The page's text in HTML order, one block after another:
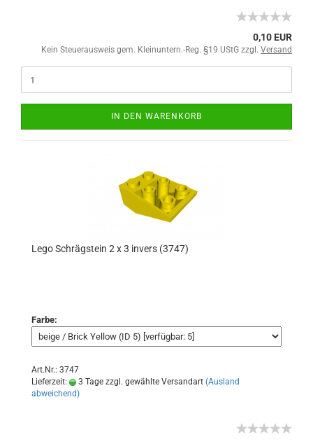
0,10 EUR
Kein Steuerausweis gem. Kleinuntern.-Reg. §19 UStG zzgl. Versand
IN DEN WARENKORB
Lego Schrägstein 2 x 3 invers (3747)
Farbe:
Art.Nr.: 3747
Lieferzeit:
3 Tage zzgl. gewählte Versandart (Ausland
abweichend)